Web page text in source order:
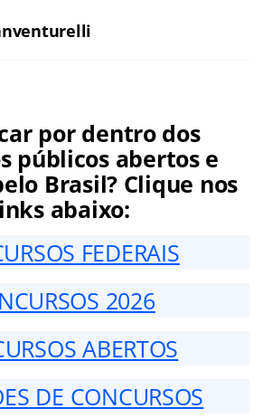
por dentro dos
públicos abertos e
Brasil? Clique nos
abaixo:
FEDERAIS
2026
ABERTOS
DE CONCURSOS